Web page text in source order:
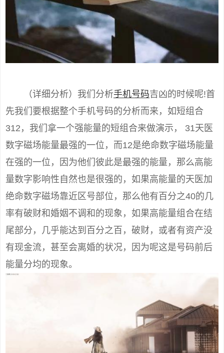
（详细分析）我们分析手机号码吉凶的时候呢!首
先我们要根据整个手机号码的分析而来，如短组合
312，我们拿一个强能量的短组合来做演示， 31天医
数字磁场能量最强的一位，而12是绝命数字磁场能量
在强的一位，因为他们彼此是最强的能量，那么高能
量数字影响性自然也是很强的，如果高能量的天医加
绝命数字磁场靠近区号部位，那么他有百分之40的几
率有破财和婚姻不调和的现象，如果高能量组合在结
尾部分，几乎能达到百分之百，破财，或者有资产没
有现金流，甚至会离婚的状况，因为呢这是号码前后
能量分均的现象。